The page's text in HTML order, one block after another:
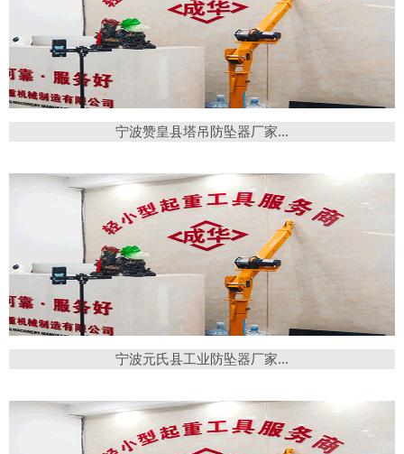
宁波赞皇县塔吊防坠器厂家...
宁波元氏县工业防坠器厂家...